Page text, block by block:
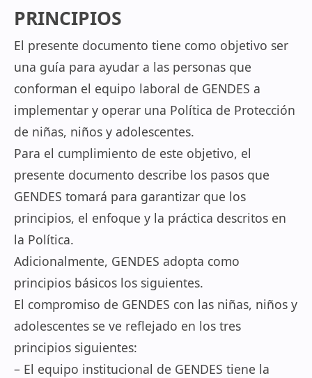
PRINCIPIOS
El presente documento tiene como objetivo ser
una guía para ayudar a las personas que
conforman el equipo laboral de GENDES a
implementar y operar una Política de Protección
de niñas, niños y adolescentes.
Para el cumplimiento de este objetivo, el
presente documento describe los pasos que
GENDES tomará para garantizar que los
principios, el enfoque y la práctica descritos en
la Política.
Adicionalmente, GENDES adopta como
principios básicos los siguientes.
El compromiso de GENDES con las niñas, niños y
adolescentes se ve reflejado en los tres
principios siguientes:
– El equipo institucional de GENDES tiene la